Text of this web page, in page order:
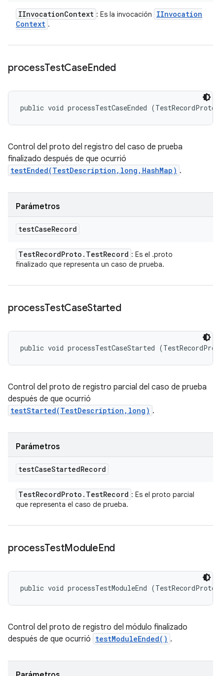
IInvocationContext : Es la invocación
IInvocation
Context .
processTestCaseEnded
public void processTestCaseEnded
Control del proto del registro del caso de prueba
finalizado después de que ocurrió
testEnded(TestDescription,long,HashMap) .
Parámetros
testCaseRecord
TestRecordProto . TestRecord : Es el .proto
finalizado que representa un caso de prueba.
processTestCaseStarted
public void processTestCaseStarted
Control del proto de registro parcial del caso de prueba
después de que ocurrió
testStarted(TestDescription,long) .
Parámetros
testCaseStartedRecord
TestRecordProto . TestRecord : Es el proto parcial
que representa el caso de prueba.
processTestModuleEnd
public void processTestModuleEnd
Control del proto de registro del módulo finalizado
después de que ocurrió testModuleEnded() .